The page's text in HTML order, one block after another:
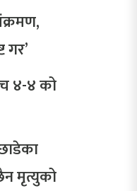
गर’
४-४ को
मृत्युको